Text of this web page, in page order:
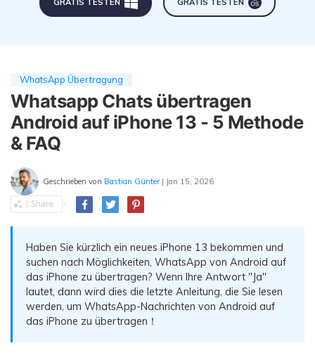
WhatsApp Manager
WEITERE THEMEN ERKUNDEN
Bildungsplan
Hilfe erhalten Herunterladen
GRATIS TESTEN GRATIS TESTEN
WhatsApp Übertragung
Whatsapp Chats übertragen
Android auf iPhone 13 - 5 Methode
& FAQ
Geschrieben von Bastian Günter | Jan 15, 2026
Haben Sie kürzlich ein neues iPhone 13 bekommen und
suchen nach Möglichkeiten, WhatsApp von Android auf
das iPhone zu übertragen? Wenn Ihre Antwort "Ja"
lautet, dann wird dies die letzte Anleitung, die Sie lesen
werden, um WhatsApp-Nachrichten von Android auf
das iPhone zu übertragen！